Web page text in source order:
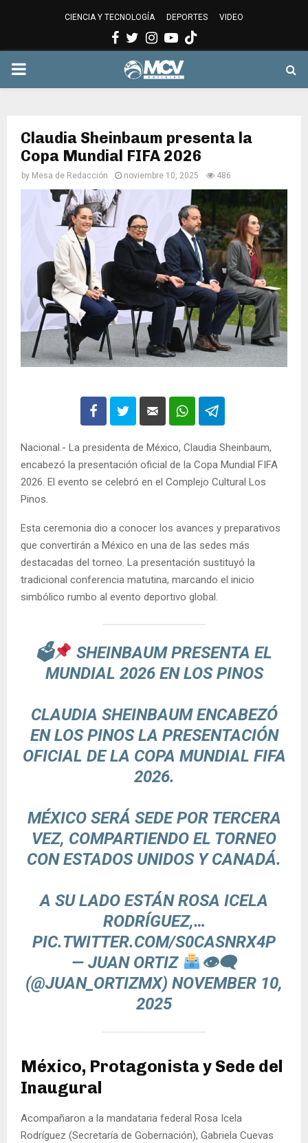
CIENCIA Y TECNOLOGÍA DEPORTES VIDEO
Facebook
Twitter
Instagram
Youtube
PRIMARY
Claudia Sheinbaum presenta la
Copa Mundial FIFA 2026
by Mesa de Redacción noviembre 10, 2025 486
Nacional.- La presidenta de México, Claudia Sheinbaum,
encabezó la presentación oficial de la Copa Mundial FIFA
2026. El evento se celebró en el Complejo Cultural Los
Pinos.
Esta ceremonia dio a conocer los avances y preparativos
que convertirán a México en una de las sedes más
destacadas del torneo. La presentación sustituyó la
tradicional conferencia matutina, marcando el inicio
simbólico rumbo al evento deportivo global.
🗳
SHEINBAUM PRESENTA EL
MUNDIAL 2026 EN LOS PINOS
CLAUDIA SHEINBAUM ENCABEZÓ
EN LOS PINOS LA PRESENTACIÓN
OFICIAL DE LA COPA MUNDIAL FIFA
2026.
MÉXICO SERÁ SEDE POR TERCERA
VEZ, COMPARTIENDO EL TORNEO
CON ESTADOS UNIDOS Y CANADÁ.
A SU LADO ESTÁN ROSA ICELA
RODRÍGUEZ,…
PIC.TWITTER.COM/S0CASNRX4P
— JUAN ORTIZ
👁‍🗨
(@JUAN_ORTIZMX) NOVEMBER 10,
2025
México, Protagonista y Sede del
Inaugural
Acompañaron a la mandataria federal Rosa Icela
Rodríguez (Secretaría de Gobernación), Gabriela Cuevas